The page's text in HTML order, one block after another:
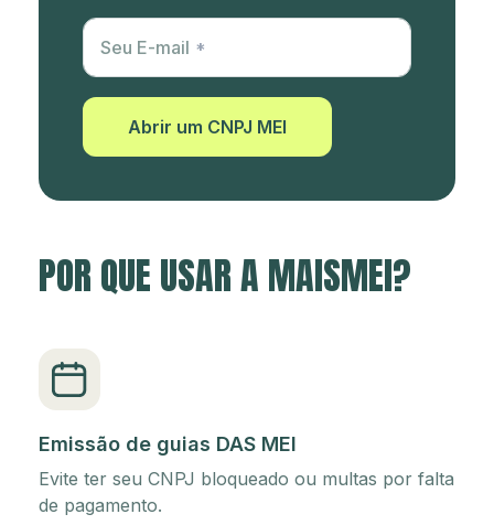
Utm Content
Seu E-mail
Abrir um CNPJ MEI
POR QUE USAR A MAISMEI?
Emissão de guias DAS MEI
Evite ter seu CNPJ bloqueado ou multas por falta
de pagamento.